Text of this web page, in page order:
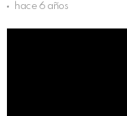
hace 6 años